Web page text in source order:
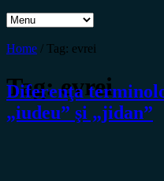
Home / Tag: evrei
Tag:evrei
Diferenţa
„iudeu” şi „jidan”